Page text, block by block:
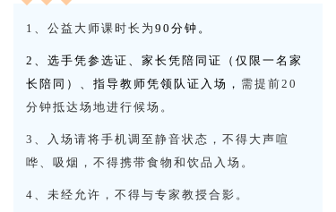
1、公益大师课时长为 90分钟。
2、选手凭参选证、家长凭陪同证（仅限一名家
长陪同）、指导教师凭领队证入场， 需提前20
分钟抵达场地进行候场。
3、入场请将手机调至静音状态，不得大声喧
哗、吸烟，不得携带食物和饮品入场。
4、未经允许，不得与专家教授合影。